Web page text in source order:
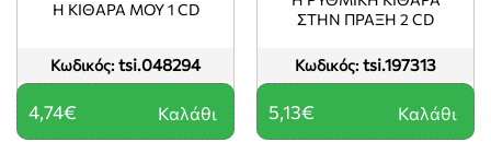
Κωδικός: tsi.048294
Η ΚΙΘΑΡΑ ΜΟΥ 1 CD
4,74€ Καλάθι
Κωδικός: tsi.197313
ΣΤΗΝ ΠΡΑΞΗ 2 CD
5,13€ Καλάθι